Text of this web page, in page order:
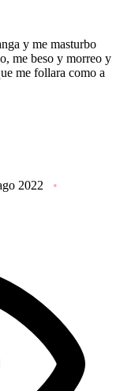
y me masturbo
me beso y morreo y
me follara como a
2022